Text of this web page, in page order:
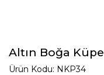
Altın Boğa Küpe
Ürün Kodu: NKP34